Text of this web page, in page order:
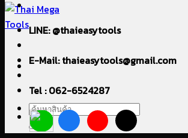
ค้นหา:
LINE: @thaieasytools
E-Mail: thaieasytools@gmail.com
Tel : 062-6524287